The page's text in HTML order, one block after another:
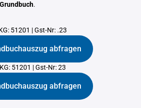
.
51201 |Gst-Nr: .23
abfragen
KG: 51201 |Gst-Nr: 23
abfragen